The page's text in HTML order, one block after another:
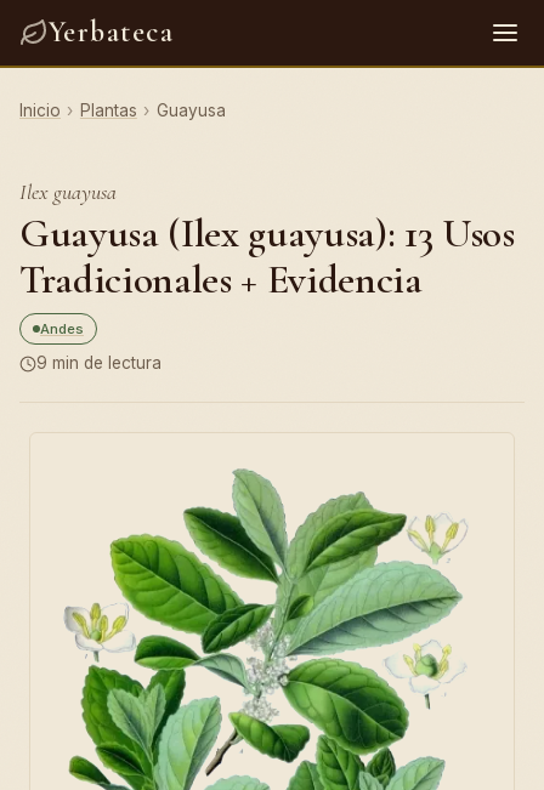
Yerbateca
Inicio › Plantas › Guayusa
Ilex guayusa
Guayusa (Ilex guayusa): 13 Usos
Tradicionales + Evidencia
Andes
9 min de lectura